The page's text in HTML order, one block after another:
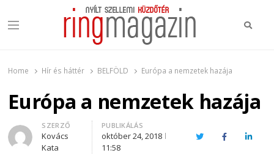
Menu
Home Hír és háttér BELFÖLD Európa a nemzetek hazája
Európa a nemzetek hazája
Author
SZERZŐ
Kovács
Kata
PUBLIKÁLÁS
október 24, 2018
11:58
TwitterFacebook